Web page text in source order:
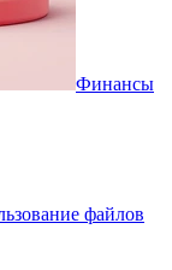
Финансы
файлов